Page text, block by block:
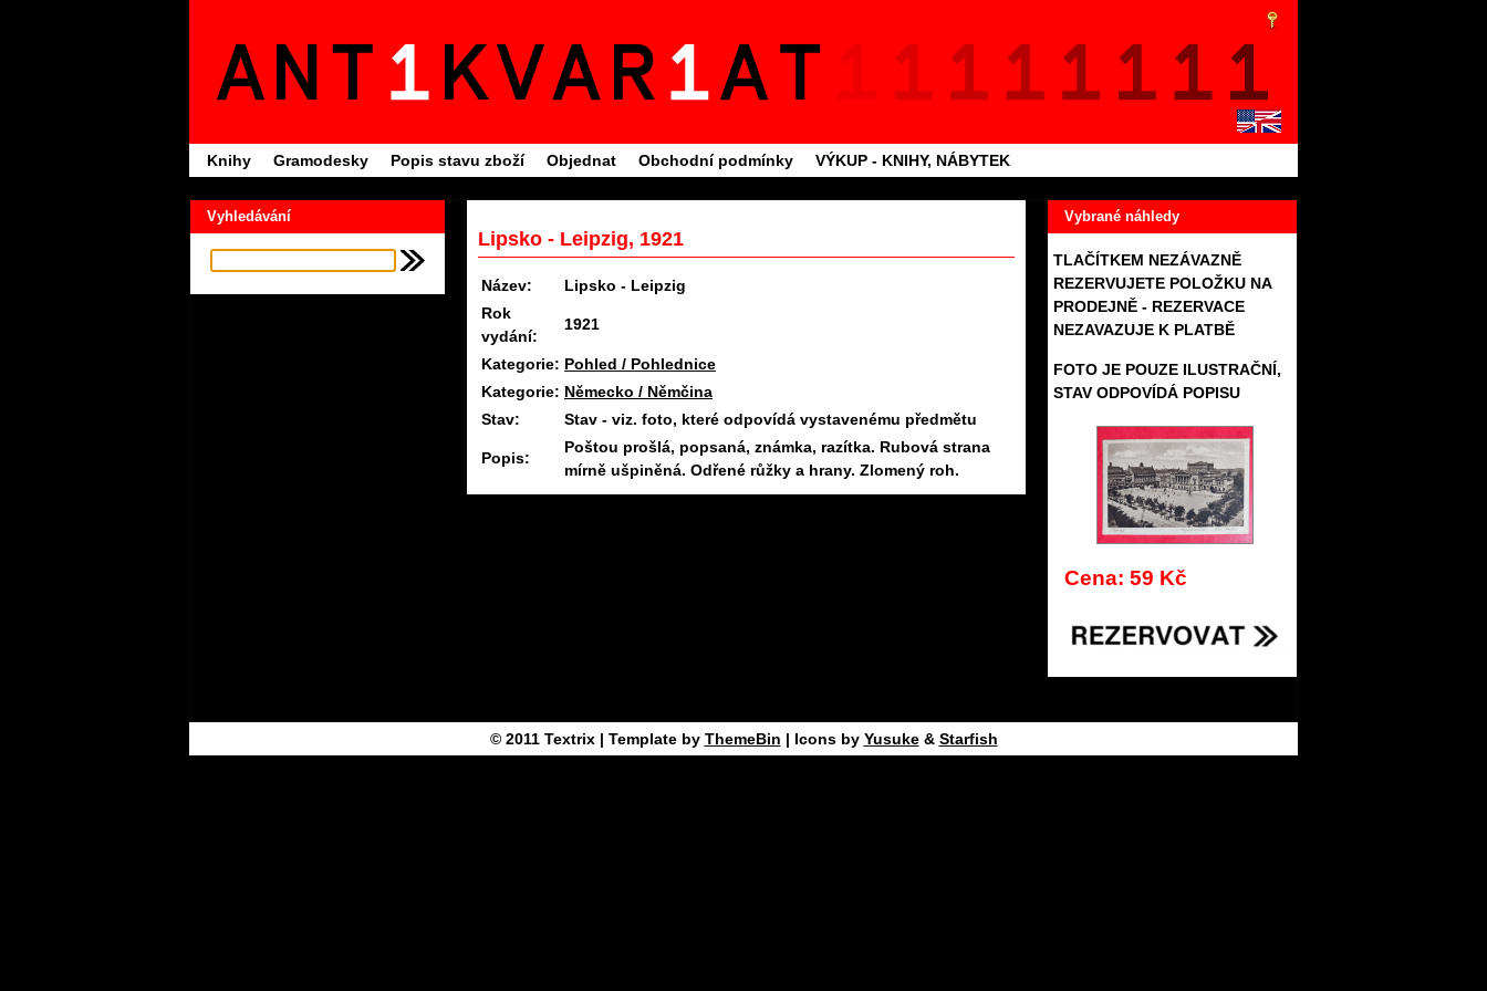
Knihy Gramodesky Popis stavu zboží Objednat Obchodní podmínky VÝKUP - KNIHY, NÁBYTEK
Vyhledávání Vybrané náhledy
TLAČÍTKEM NEZÁVAZNĚ
REZERVUJETE POLOŽKU NA
PRODEJNĚ - REZERVACE
NEZAVAZUJE K PLATBĚ
FOTO JE POUZE ILUSTRAČNÍ,
STAV ODPOVÍDÁ POPISU
Cena: 59 Kč
Lipsko - Leipzig, 1921
Název:
Lipsko - Leipzig
Rok
vydání:
1921
Kategorie: Pohled / Pohlednice
Kategorie: Německo / Němčina
Stav:
Stav - viz. foto, které odpovídá vystavenému předmětu
Popis:
Poštou prošlá, popsaná, známka, razítka. Rubová strana
mírně ušpiněná. Odřené růžky a hrany. Zlomený roh.
© 2011 Textrix| Template by ThemeBin | Icons by Yusuke& Starfish